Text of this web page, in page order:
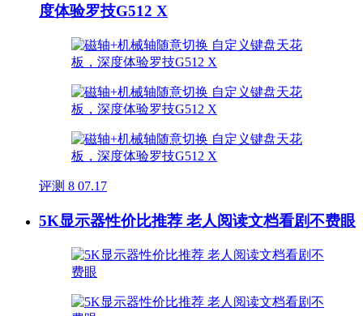
度体验罗技G512 X
评测 8 07.17
5K显示器性价比推荐 老人阅读文档看剧不费眼